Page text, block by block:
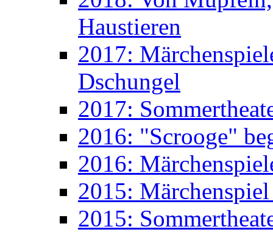
Haustieren
2017:
Dschungel
2017:
2016: "Scrooge"
2016:
2015:
2015: